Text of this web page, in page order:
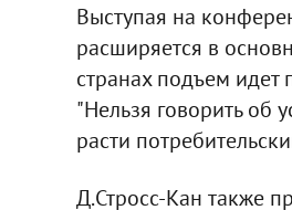
Выступая на
расширяется в
странах подъем идет
"Нельзя говорить об
расти
Д.Стросс-Кан также